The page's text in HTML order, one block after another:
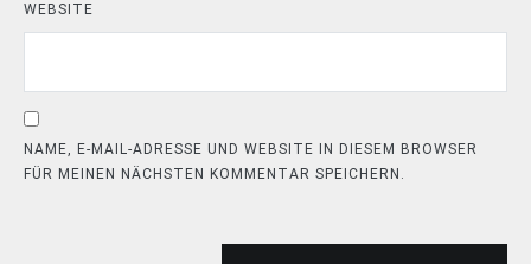
WEBSITE
NAME, E-MAIL-ADRESSE UND WEBSITE IN DIESEM BROWSER
FÜR MEINEN NÄCHSTEN KOMMENTAR SPEICHERN.